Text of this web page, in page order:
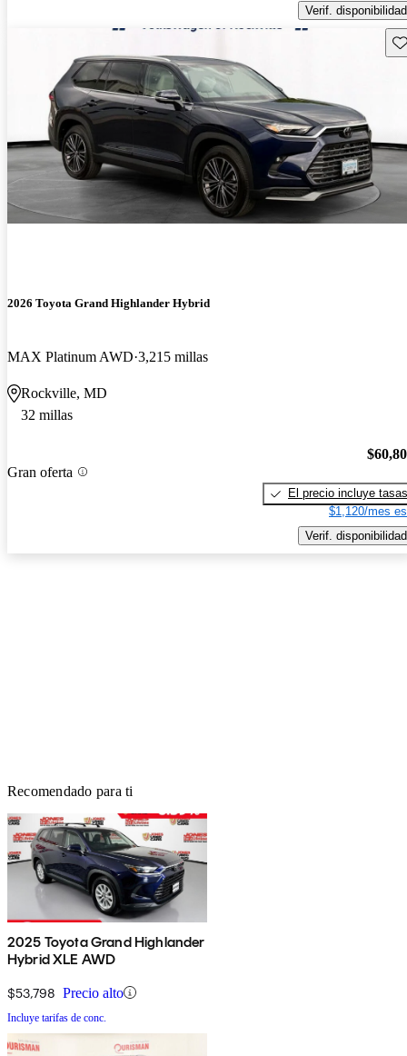
Verif. disponibilidad
2026 Toyota Grand Highlander Hybrid
MAX Platinum AWD 3,215 millas
Rockville, MD
32 millas
Gran oferta
El precio incluye tasas
$1,120/mes
Verif. disponibilidad
Recomendado para ti
2025 Toyota Grand Highlander
Hybrid XLE AWD
$53,798 Precio alto
Incluye tarifas de conc.